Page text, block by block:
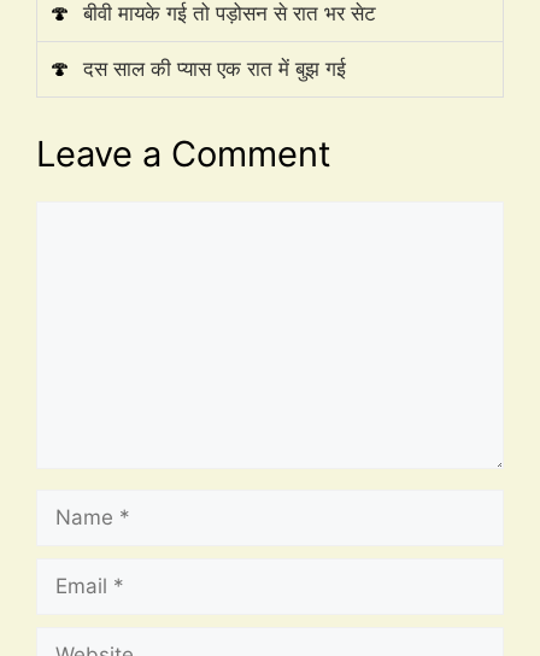
🍄 बीवी मायके गई तो पड़ोसन से रात भर सेट
🍄 दस साल की प्यास एक रात में बुझ गई
Leave a Comment